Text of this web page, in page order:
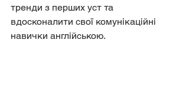
тренди з перших уст та
вдосконалити свої комунікаційні
навички англійською.